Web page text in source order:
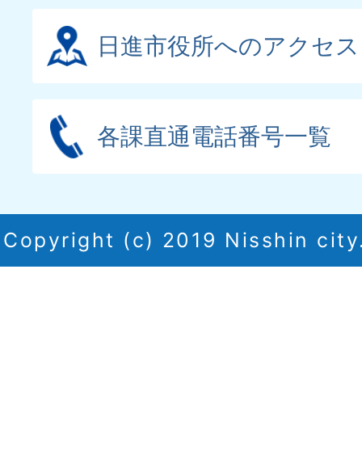
日進市役所へのアクセス
各課直通電話番号一覧
Copyright (c) 2019 Nisshin